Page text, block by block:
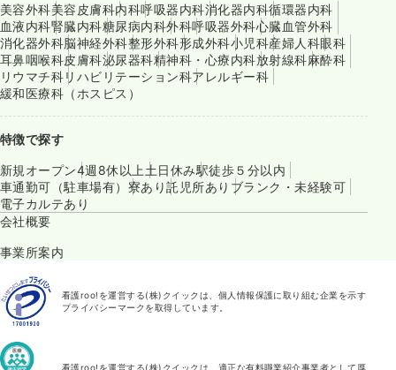
美容外科美容皮膚科内科呼吸器内科消化器内科循環器内科
血液内科腎臓内科糖尿病内科外科呼吸器外科心臓血管外科
消化器外科脳神経外科整形外科形成外科小児科産婦人科眼科
耳鼻咽喉科皮膚科泌尿器科精神科・心療内科放射線科麻酔科
リウマチ科リハビリテーション科アレルギー科
緩和医療科（ホスピス）
特徴で探す
新規オープン4週8休以上 土日休み駅徒歩５分以内
車通勤可（駐車場有） 寮あり託児所あり ブランク・未経験可
電子カルテあり
会社概要
事業所案内
看護roo!を運営する(株)クイックは、個人情報保護に取り組む企業を示す
プライバシーマークを取得しています。
看護roo!を運営する(株)クイックは、適正な有料職業紹介事業者として厚